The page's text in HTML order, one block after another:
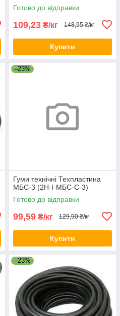
Готово до відправки
109,23 ₴/кг 148,95 ₴/кг
Купити
–23%
Гуми технічні Техпластина
МБС-3 (2Н-I-МБС-С-3)
Готово до відправки
99,59 ₴/кг 129,90 ₴/кг
Купити
–23%